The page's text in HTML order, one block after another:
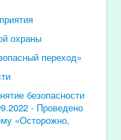
охраны
переход»
безопасности
- Проведено
«Осторожно,